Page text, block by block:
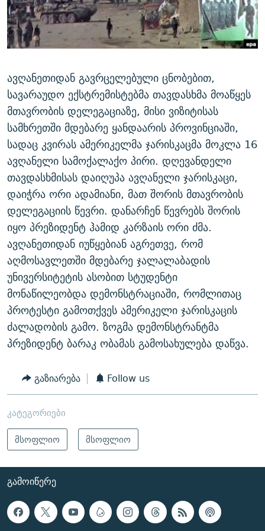
ᲛᲝᲚᲐᲞᲐᲠᲐᲙᲔ ᲢᲔᲥᲡᲢᲔᲑᲘ
ᲨᲘᲜ - ᲣᲪᲮᲝᲔᲗᲨᲘ
ᲐᲛᲔᲠᲘᲙᲣᲚᲘ ᲛᲝᲗᲮᲠᲝᲑᲐ
ᲘᲛᲞᲔᲠᲘᲐ ᲓᲐ ᲠᲐᲓᲘᲝ
ᲩᲔᲛᲘ ᲡᲘᲙᲕᲓᲘᲚᲘᲡ ᲛᲘᲖᲔᲖᲘᲐ COVID-19
11 ᲬᲔᲚᲘ - 11 ᲐᲛᲑᲐᲕᲘ
ᲑᲐᲕᲨᲕᲔᲑᲘ ᲞᲠᲝᲡᲢᲘᲢᲣᲪᲘᲐᲨᲘ - ᲐᲛᲝᲣᲗᲥᲛᲔᲚᲘ ᲐᲛᲑᲐᲕᲘ
5 ᲐᲛᲑᲐᲕᲘ - 20 ᲘᲕᲜᲘᲡᲡ ᲓᲐᲨᲐᲕᲔᲑᲣᲚᲔᲑᲘ
ᲐᲒᲕᲘᲡᲢᲝᲡ ᲝᲛᲘ
ПРИВЕТ ᲙᲣᲚᲢᲣᲠᲐ
ᲒᲐᲛᲝᲘᲬᲔᲠᲔ
რთე/რთ-ის ყველა საიტი
ავღანეთიდან გავრცელებული ცნობებით,
სავარაუდო ექსტრემისტებმა თავდასხმა მოაწყეს
მთავრობის დელეგაციაზე, მისი ვიზიტისას
სამხრეთში მდებარე ყანდაარის პროვინციაში,
სადაც კვირას ამერიკელმა ჯარისკაცმა მოკლა 16
ავღანელი სამოქალაქო პირი. დღევანდელი
თავდასხმისას დაიღუპა ავღანელი ჯარისკაცი,
დაიჭრა ორი ადამიანი, მათ შორის მთავრობის
დელეგაციის წევრი. დანარჩენ წევრებს შორის
იყო პრეზიდენტ ჰამიდ კარზაის ორი ძმა.
ავღანეთიდან იუწყებიან აგრეთვე, რომ
აღმოსავლეთში მდებარე ჯალალაბადის
უნივერსიტეტის ასობით სტუდენტი
მონაწილეობდა დემონსტრაციაში, რომლითაც
პროტესტი გამოთქვეს ამერიკელი ჯარისკაცის
ძალადობის გამო. ზოგმა დემონსტრანტმა
პრეზიდენტ ბარაკ ობამას გამოსახულება დაწვა.
გაზიარება Follow us
კატეგორიები
მსოფლიო
მსოფლიო
ᲒᲐᲛᲝᲘᲬᲔᲠᲔ